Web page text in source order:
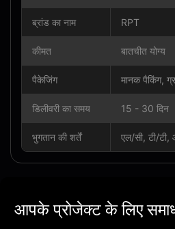
ब्रांड का नाम RPT
कीमत बातचीत योग्य
पैकेजिंग मानक पैकिंग,
डिलीवरी का समय 15 - 30 दिन
भुगतान की शर्तें एल/सी, टी/टी,
आपके प्रोजेक्ट के लिए